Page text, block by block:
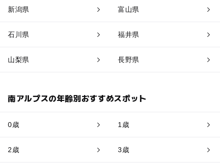
新潟県 富山県
石川県 福井県
山梨県 長野県
南アルプスの年齢別おすすめスポット
0歳 1歳
2歳 3歳